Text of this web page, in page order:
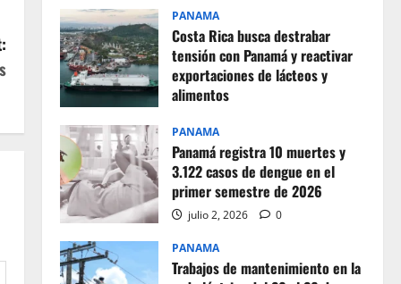
PANAMA
Costa Rica busca destrabar
tensión con Panamá y reactivar
exportaciones de lácteos y
alimentos
PANAMA
Panamá registra 10 muertes y
3.122 casos de dengue en el
primer semestre de 2026
julio 2, 2026 0
PANAMA
Trabajos de mantenimiento en la